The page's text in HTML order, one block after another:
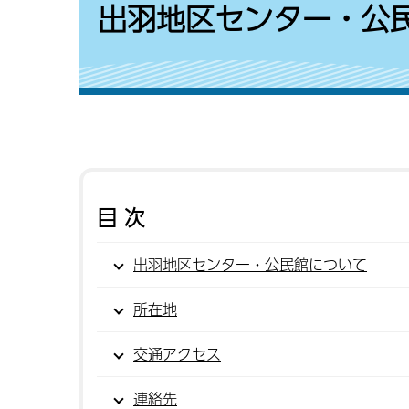
出羽地区センター・公
目次
出羽地区センター・公民館について
所在地
交通アクセス
連絡先